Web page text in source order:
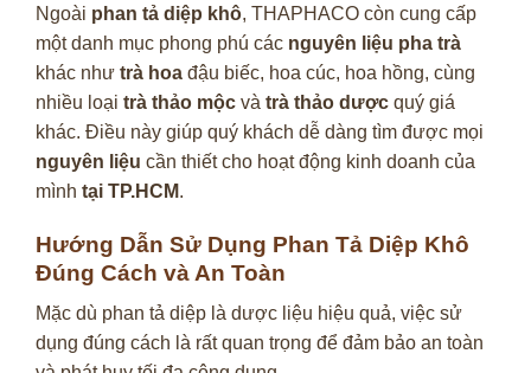
Ngoài phan tả diệp khô, THAPHACO còn cung cấp
một danh mục phong phú các nguyên liệu pha trà
khác như trà hoa đậu biếc, hoa cúc, hoa hồng, cùng
nhiều loại trà thảo mộc và trà thảo dược quý giá
khác. Điều này giúp quý khách dễ dàng tìm được mọi
nguyên liệu cần thiết cho hoạt động kinh doanh của
mình tại TP.HCM.
Hướng Dẫn Sử Dụng Phan Tả Diệp Khô
Đúng Cách và An Toàn
Mặc dù phan tả diệp là dược liệu hiệu quả, việc sử
dụng đúng cách là rất quan trọng để đảm bảo an toàn